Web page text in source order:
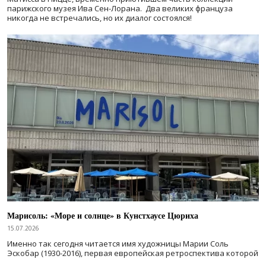
парижского музея Ива Сен-Лорана. Два великих француза
никогда не встречались, но их диалог состоялся!
Марисоль: «Море и солнце» в Кунстхаусе Цюриха
15.07.2026
Именно так сегодня читается имя художницы Марии Соль
Эскобар (1930-2016), первая европейская ретроспектива которой